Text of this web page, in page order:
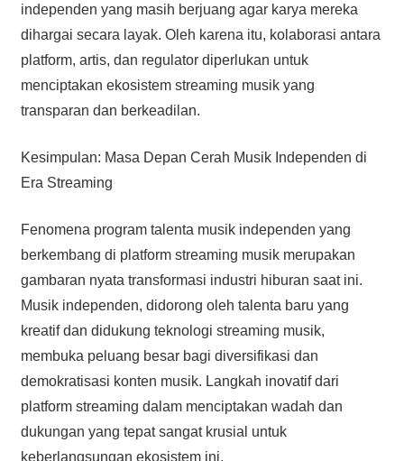
independen yang masih berjuang agar karya mereka
dihargai secara layak. Oleh karena itu, kolaborasi antara
platform, artis, dan regulator diperlukan untuk
menciptakan ekosistem streaming musik yang
transparan dan berkeadilan.
Kesimpulan: Masa Depan Cerah Musik Independen di
Era Streaming
Fenomena program talenta musik independen yang
berkembang di platform streaming musik merupakan
gambaran nyata transformasi industri hiburan saat ini.
Musik independen, didorong oleh talenta baru yang
kreatif dan didukung teknologi streaming musik,
membuka peluang besar bagi diversifikasi dan
demokratisasi konten musik. Langkah inovatif dari
platform streaming dalam menciptakan wadah dan
dukungan yang tepat sangat krusial untuk
keberlangsungan ekosistem ini.